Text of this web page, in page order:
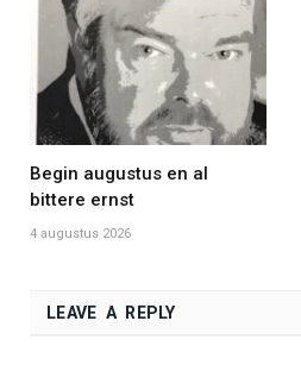
Begin augustus en al
bittere ernst
4 augustus 2026
LEAVE A REPLY